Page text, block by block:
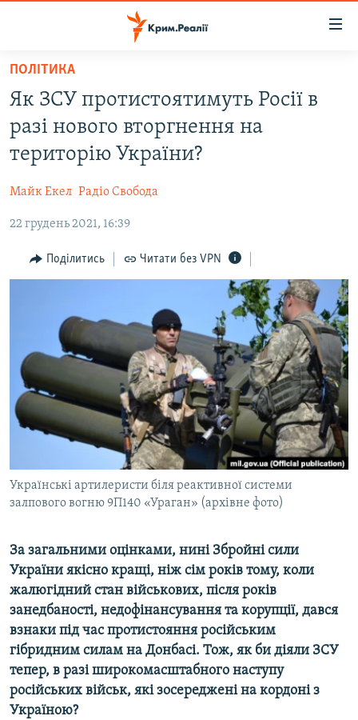
Перейти
основного
матеріалу
Перейти
до
основної
Перейти
пошуку
ВІДЕО ТА ФОТО
БЛОГИ
ПОГЛЯД
ІНТЕРВ'Ю
СПЕЦПРОЕКТИ
ДЕПОРТАЦІЯ
ВІДЕОУРОКИ «ELIFBE»
СВІДЧЕННЯ ОКУПАЦІЇ
УКРАЇНСЬКА ПРОБЛЕМА КРИМУ
ЯК ОБІЙТИ БЛОКУВАННЯ
Русский
Qırımtatar
ПОЛІТИКА
Як ЗСУ протистоятимуть Росії в
разі нового вторгнення на
територію України?
Майк Екел Радіо Свобода
22 грудень 2021, 16:39
Поділитись Читати без VPN
Українські артилеристи біля реактивної системи
залпового вогню 9П140 «Ураган» (архівне фото)
За загальними оцінками, нині Збройні сили
України якісно кращі, ніж сім років тому, коли
жалюгідний стан військових, після років
занедбаності, недофінансування та корупції, дався
взнаки під час протистояння російським
гібридним силам на Донбасі. Тож, як би діяли ЗСУ
тепер, в разі широкомасштабного наступу
російських військ, які зосереджені на кордоні з
Україною?